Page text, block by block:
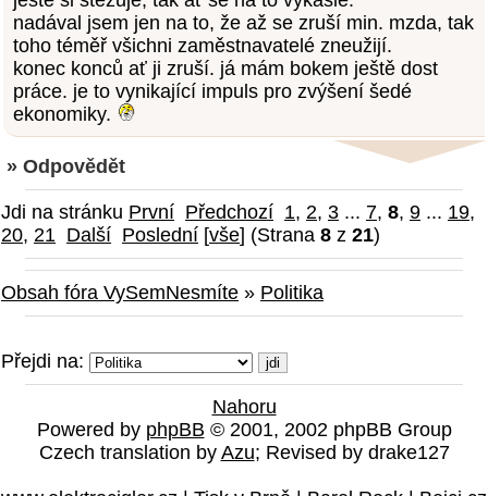
nadával jsem jen na to, že až se zruší min. mzda, tak
toho téměř všichni zaměstnavatelé zneužijí.
konec konců ať ji zruší. já mám bokem ještě dost
práce. je to vynikající impuls pro zvýšení šedé
ekonomiky.
» Odpovědět
Jdi na stránku První Předchozí 1, 2, 3 ... 7, 8, 9 ... 19,
20, 21 Další Poslední [vše] (Strana 8 z 21)
Obsah fóra VySemNesmíte » Politika
Přejdi na:
Nahoru
Powered by phpBB © 2001, 2002 phpBB Group
Czech translation by Azu; Revised by drake127